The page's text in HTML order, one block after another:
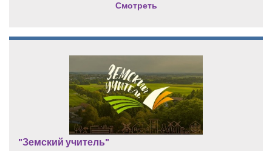
Смотреть
"Земский учитель"